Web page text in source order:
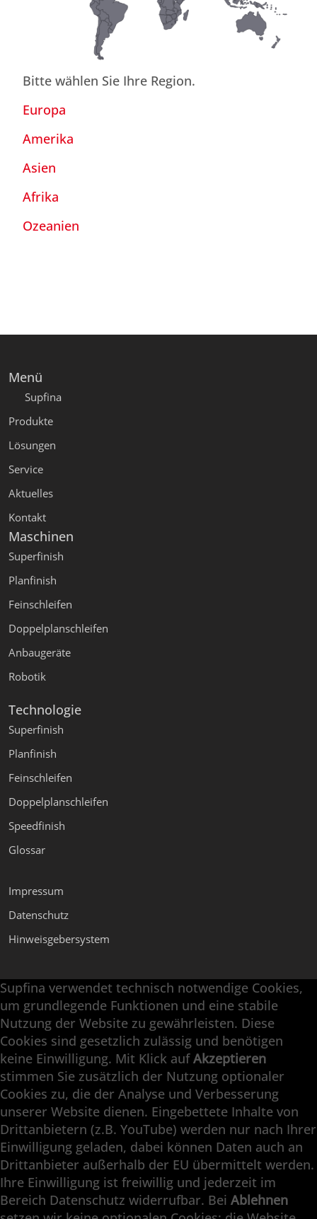
Bitte wählen Sie Ihre Region.
Europa
Amerika
Asien
Afrika
Ozeanien
Menü
Supfina
Produkte
Lösungen
Service
Aktuelles
Kontakt
Maschinen
Superfinish
Planfinish
Feinschleifen
Doppelplanschleifen
Anbaugeräte
Robotik
Technologie
Superfinish
Planfinish
Feinschleifen
Doppelplanschleifen
Speedfinish
Glossar
Impressum
Datenschutz
Hinweisgebersystem
Supfina Anbaugeräte
Supfina Partner Portal
Supfina Grieshaber GmbH & Co. KG
Schmelzegrün 7
77709 Wolfach / Deutschland
+49 7834 866-0
info@supfina.com
Engineering with High Precision
Supfina verwendet technisch notwendige Cookies,
um grundlegende Funktionen und eine stabile
Nutzung der Website zu gewährleisten. Diese
Cookies sind gesetzlich zulässig und benötigen
keine Einwilligung. Mit Klick aufAkzeptieren
stimmen Sie zusätzlich der Nutzung optionaler
Cookies zu, die der Analyse und Verbesserung
unserer Website dienen. Eingebettete Inhalte von
Drittanbietern (z.B. YouTube) werden nur nach Ihrer
Einwilligung geladen, dabei können Daten auch an
Drittanbieter außerhalb der EU übermittelt werden.
Ihre Einwilligung ist freiwillig und jederzeit im
Bereich Datenschutz widerrufbar. Bei Ablehnen